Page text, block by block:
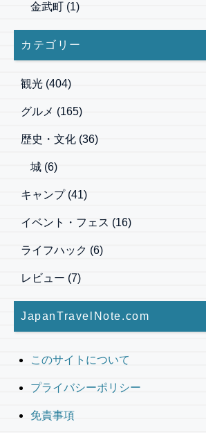
金武町 (1)
カテゴリー
観光 (404)
グルメ (165)
歴史・文化 (36)
城 (6)
キャンプ (41)
イベント・フェス (16)
ライフハック (6)
レビュー (7)
JapanTravelNote.com
このサイトについて
プライバシーポリシー
免責事項